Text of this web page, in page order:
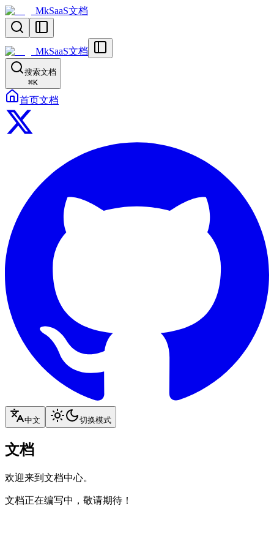
MkSaaS文档
MkSaaS文档
搜索文档
⌘K
首页文档
中文 切换模式
文档
欢迎来到文档中心。
文档正在编写中，敬请期待！